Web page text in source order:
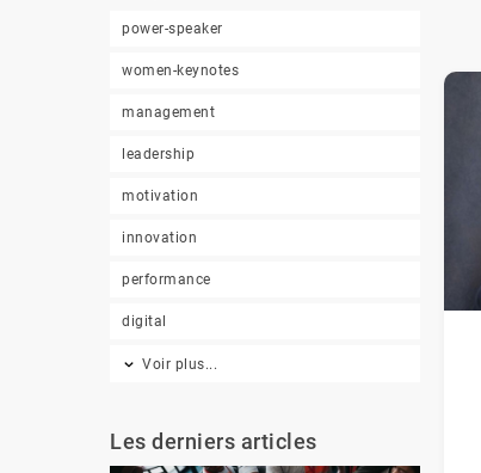
power-speaker
women-keynotes
management
leadership
motivation
innovation
performance
digital
Voir plus...
Les derniers articles